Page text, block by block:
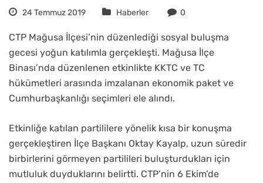
24 Temmuz 2019 Haberler 0
CTP Mağusa İlçesi’nin düzenlediği sosyal buluşma
gecesi yoğun katılımla gerçekleşti. Mağusa İlçe
Binası’nda düzenlenen etkinlikte KKTC ve TC
hükümetleri arasında imzalanan ekonomik paket ve
Cumhurbaşkanlığı seçimleri ele alındı.
Etkinliğe katılan partililere yönelik kısa bir konuşma
gerçekleştiren İlçe Başkanı Oktay Kayalp, uzun süredir
birbirlerini görmeyen partilileri buluşturdukları için
mutluluk duyduklarını belirtti. CTP’nin 6 Ekim’de